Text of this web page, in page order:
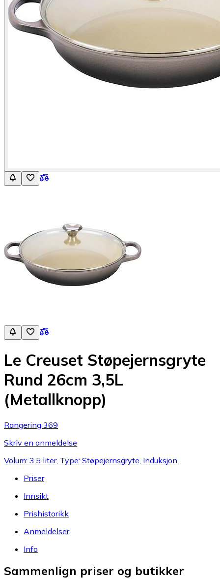
Le Creuset Støpejernsgryte
Rund 26cm 3,5L
(Metallknopp)
Rangering 369
Skriv en anmeldelse
Volum: 3.5 liter, Type: Støpejernsgryte, Induksjon
Priser
Innsikt
Prishistorikk
Anmeldelser
Info
Sammenlign priser og butikker